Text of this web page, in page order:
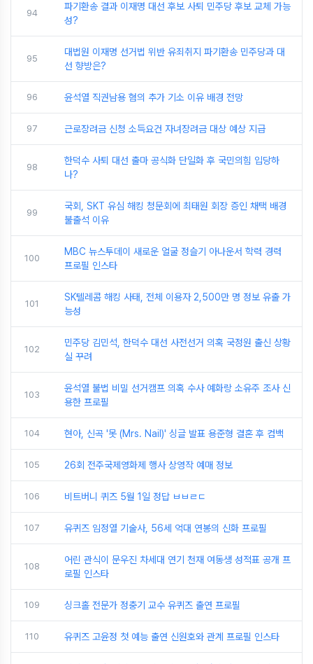
94
파기환송 결과 이재명 대선 후보 사퇴 민주당 후보 교체 가능
성?
95
대법원 이재명 선거법 위반 유죄취지 파기환송 민주당과 대
선 향방은?
96 윤석열 직권남용 혐의 추가 기소 이유 배경 전망
97 근로장려금 신청 소득요건 자녀장려금 대상 예상 지급
98
한덕수 사퇴 대선 출마 공식화 단일화 후 국민의힘 입당하
나?
99
국회, SKT 유심 해킹 청문회에 최태원 회장 증인 채택 배경
불출석 이유
100
MBC 뉴스투데이 새로운 얼굴 정슬기 아나운서 학력 경력
프로필 인스타
101
SK텔레콤 해킹 사태, 전체 이용자 2,500만 명 정보 유출 가
능성
102
민주당 김민석, 한덕수 대선 사전선거 의혹 국정원 출신 상황
실 꾸려
103
윤석열 불법 비밀 선거캠프 의혹 수사 예화랑 소유주 조사 신
용한 프로필
104 현아, 신곡 '못 (Mrs. Nail)' 싱글 발표 용준형 결혼 후 컴백
105 26회 전주국제영화제 행사 상영작 예매 정보
106 비트버니 퀴즈 5월 1일 정답 ㅂㅂㄹㄷ
107 유퀴즈 임정열 기술사, 56세 억대 연봉의 신화 프로필
108
어린 관식이 문우진 차세대 연기 천재 여동생 성적표 공개 프
로필 인스타
109 싱크홀 전문가 정충기 교수 유퀴즈 출연 프로필
110 유퀴즈 고윤정 첫 예능 출연 신원호와 관계 프로필 인스타